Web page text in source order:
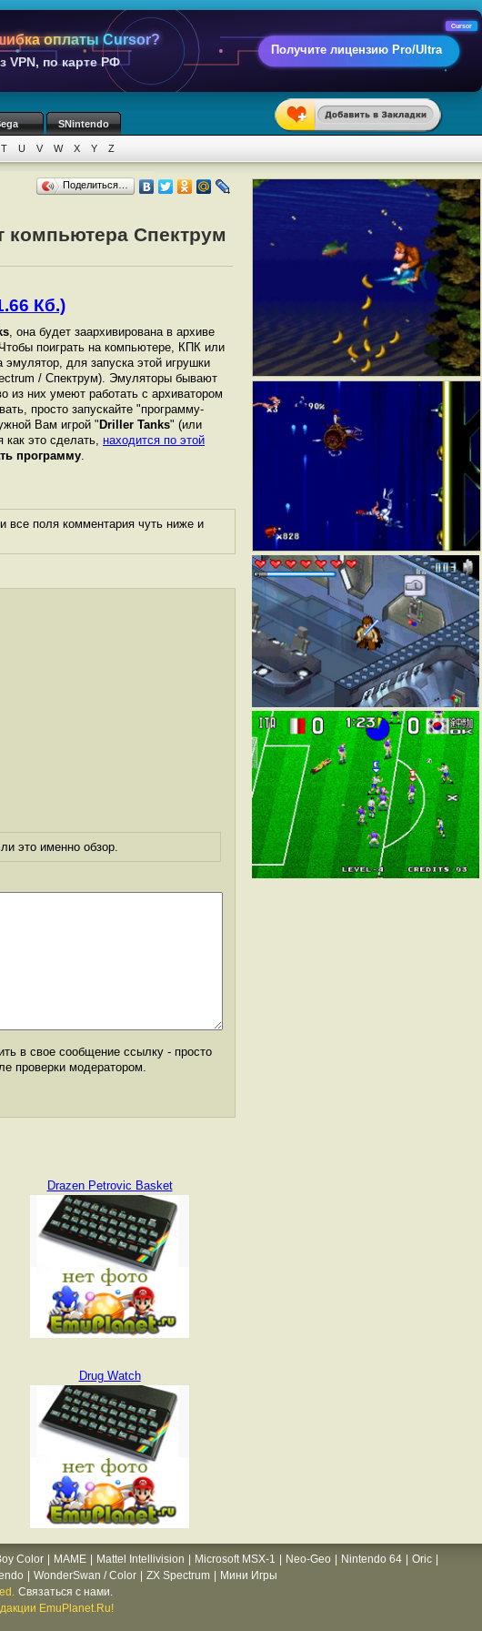
оплаты Cursor?
VPN, по карте РФ
Получите лицензию Pro/Ultra
Cursor
SNintendo
T U V W X Y Z
Поделиться…
компьютера Спектрум
Кб.)
, она будет заархивирована в архиве
поиграть на компьютере, КПК или
для запуска этой игрушки
/ Спектрум). Эмуляторы бывают
них умеют работать с архиватором
просто запускайте "программу-
Вам игрой " Driller Tanks" (или
как это сделать, находится по этой
программу.
все поля комментария чуть ниже и
это именно обзор.
в свое сообщение ссылку - просто
проверки модератором.
Drazen Petrovic Basket
Drug Watch
Color MAME Mattel Intellivision Microsoft MSX-1 Neo-Geo Nintendo 64 Oric
WonderSwan / Color ZX Spectrum
Мини Игры
Связаться с нами.
EmuPlanet.Ru!